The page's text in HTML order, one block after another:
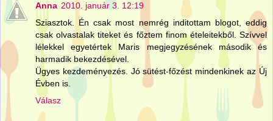
Anna 2010. január 3. 12:19
Sziasztok. Én csak most nemrég inditottam blogot, eddig
csak olvastalak titeket és főztem finom ételeitekből. Szívvel
lélekkel egyetértek Maris megjegyzésének második és
harmadik bekezdésével.
Ügyes kezdeményezés. Jó sütést-főzést mindenkinek az Új
Évben is.
Válasz